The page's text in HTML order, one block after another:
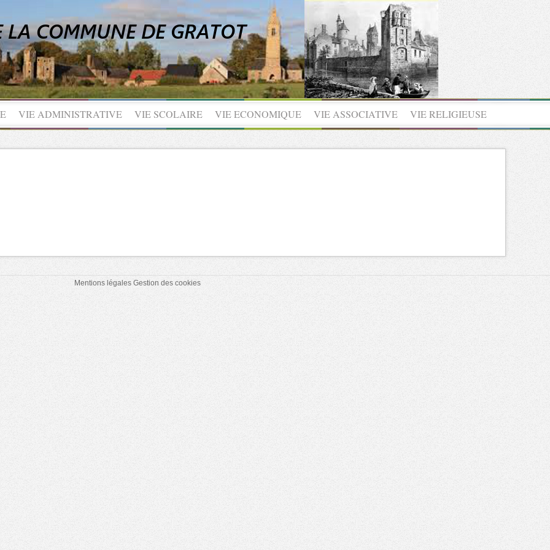
VIE ADMINISTRATIVE VIE SCOLAIRE VIE ECONOMIQUE VIE ASSOCIATIVE VIE RELIGIEUSE
Mentions légales Gestion des cookies